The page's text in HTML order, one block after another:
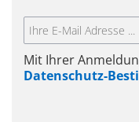
Mit Ihrer
Datenschutz-